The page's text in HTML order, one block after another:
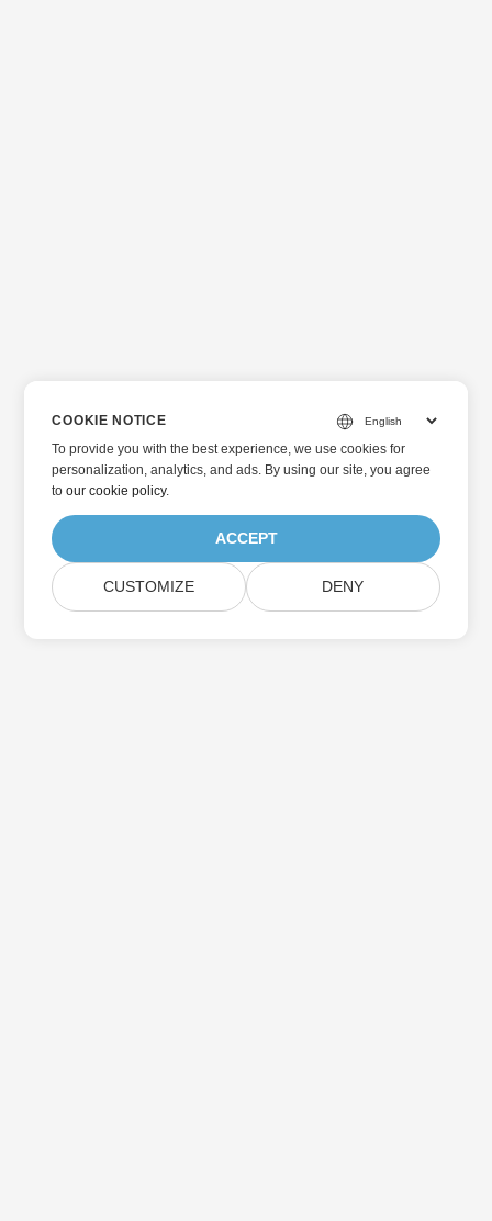
COOKIE NOTICE
To provide you with the best experience, we use cookies for
personalization, analytics, and ads. By using our site, you agree
toour cookie policy.
ACCEPT
CUSTOMIZE DENY